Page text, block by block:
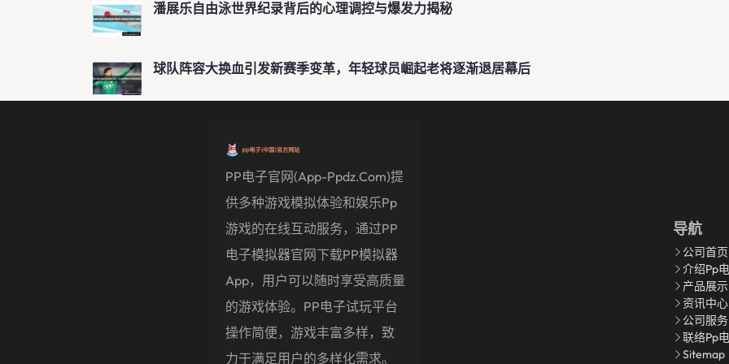
潘展乐自由泳世界纪录背后的心理调控与爆发力揭秘
球队阵容大换血引发新赛季变革，年轻球员崛起老将逐渐退居幕后
PP电子官网(app-Ppdz.com)提
供多种游戏模拟体验和娱乐pp
游戏的在线互动服务，通过PP
电子模拟器官网下载PP模拟器
App，用户可以随时享受高质量
的游戏体验。PP电子试玩平台
操作简便，游戏丰富多样，致
力于满足用户的多样化需求。
导航
公司首页
介绍pp
产品展示
资讯中心
公司服务
联络pp
Sitemap